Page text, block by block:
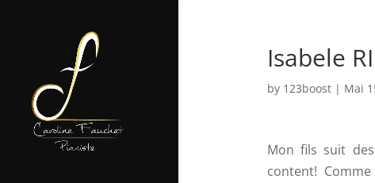
Isabele
by 123boost| Mai
Mon fils suit
content!